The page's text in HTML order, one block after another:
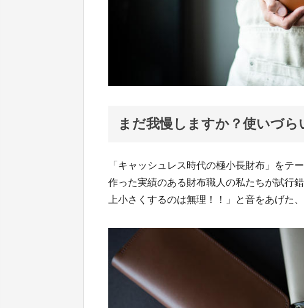
まだ我慢しますか？使いづら
「キャッシュレス時代の極小長財布」をテ
作った実績のある財布職人の私たちが試行
上小さくするのは無理！！」と音をあげた